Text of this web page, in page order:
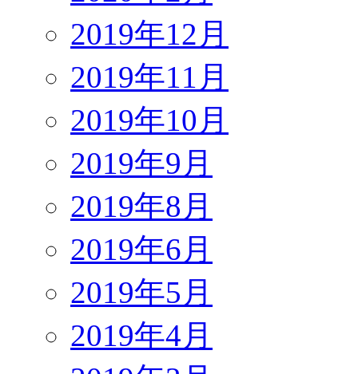
2019年12月
2019年11月
2019年10月
2019年9月
2019年8月
2019年6月
2019年5月
2019年4月